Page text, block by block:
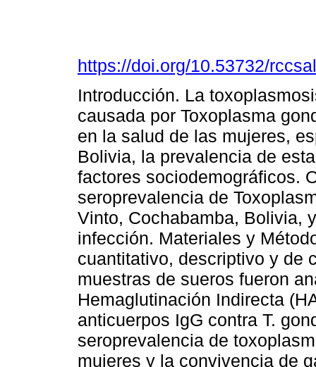
https://doi.org/10.53732/
Introducción. La
causada por Toxoplasma
en la salud de las mujeres,
Bolivia, la prevalencia de
factores sociodemográficos.
seroprevalencia de
Vinto, Cochabamba, Bolivia,
infección. Materiales y
cuantitativo, descriptivo y de
muestras de sueros fueron
Hemaglutinación Indirecta
anticuerpos IgG contra T.
seroprevalencia de
mujeres y la convivencia de